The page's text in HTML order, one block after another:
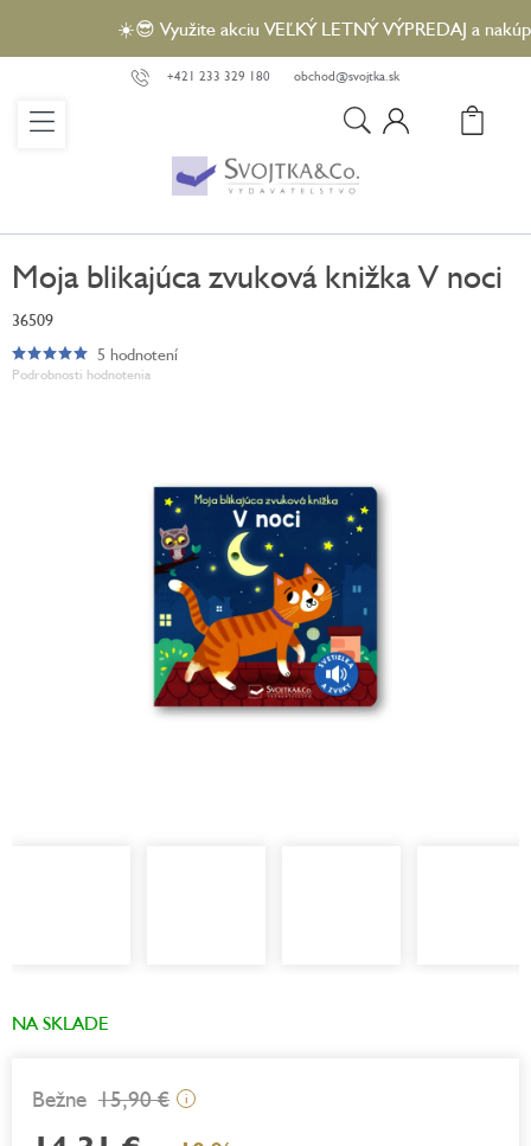
obsah
☀️😎 Využite akciu VEĽKÝ LETNÝ VÝPREDAJ a
+421 233 329 180 obchod@svojtka.sk
Moja blikajúca zvuková knižka V noci
36509
Podrobnosti hodnotenia
Priemerné
hodnotenie
5 hodnotení
NA SKLADE
15,90 € i